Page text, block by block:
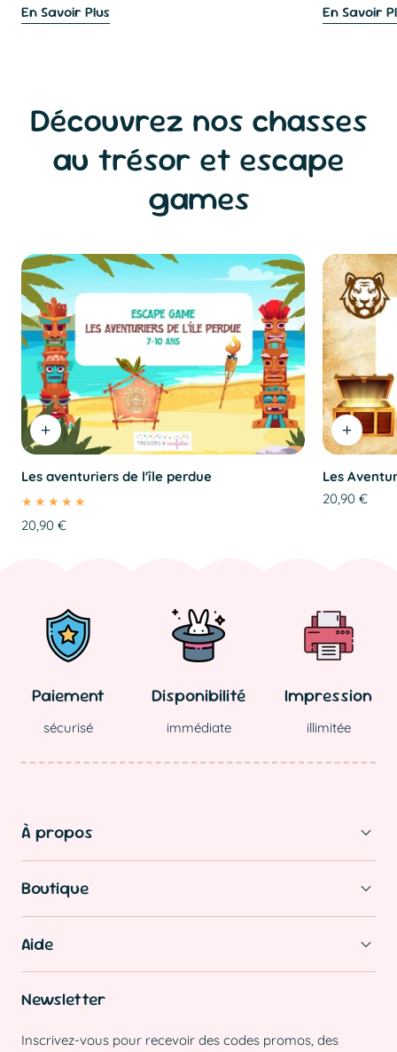
En Savoir Plus En Savoir
Découvrez nos chasses
au trésor et escape
games
Les aventuriers de l'île perdue
Prix
20,90 €
Les
Prix
20,90 €
Paiement
sécurisé
Disponibilité
immédiate
Impression
illimitée
À propos
Boutique
Aide
Newsletter
Inscrivez-vous pour recevoir des codes promos, des